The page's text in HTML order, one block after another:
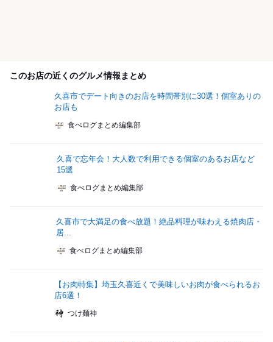
このお店の近くのグルメ情報まとめ
久喜市でデート向きのお店を時間帯別に30選！個室ありの
お店も
食べログまとめ編集部
久喜で忘年会！大人数で利用できる個室のあるお店など
15選
食べログまとめ編集部
久喜市で大満足の食べ放題！絶品料理が味わえる焼肉店・
居...
食べログまとめ編集部
【お肉特集】埼玉久喜近くで美味しいお肉が食べられるお
店6選！
つけ麺神